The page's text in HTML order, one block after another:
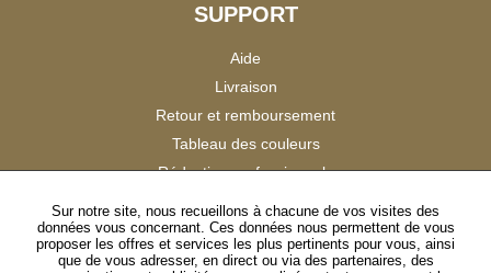
SUPPORT
Aide
Livraison
Retour et remboursement
Tableau des couleurs
Réduction professionnels
Satisfaction Clients
Sur notre site, nous recueillons à chacune de vos visites des
données vous concernant. Ces données nous permettent de vous
proposer les offres et services les plus pertinents pour vous, ainsi
que de vous adresser, en direct ou via des partenaires, des